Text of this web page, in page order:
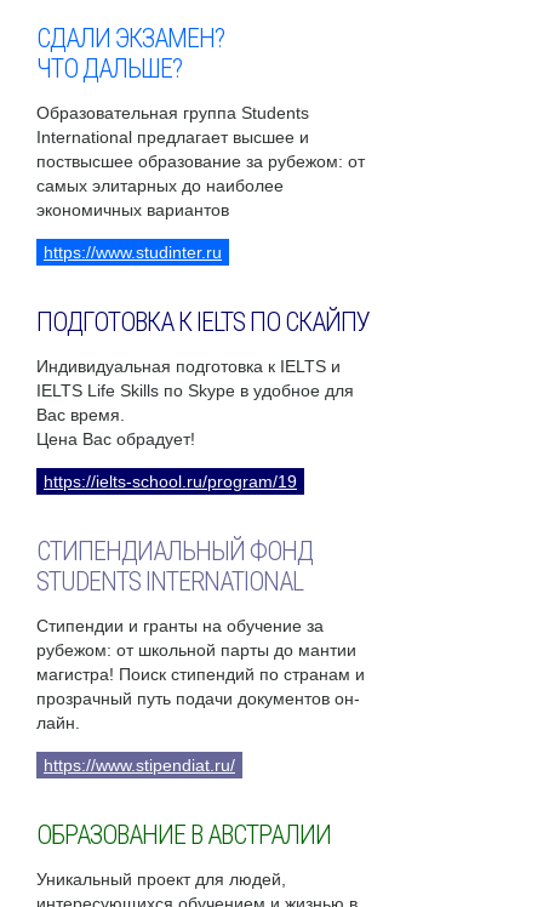
СДАЛИ ЭКЗАМЕН?
ЧТО ДАЛЬШЕ?
Образовательная группа Students
International предлагает высшее и
поствысшее образование за рубежом: от
самых элитарных до наиболее
экономичных вариантов
https://www.studinter.ru
ПОДГОТОВКА К IELTS ПО СКАЙПУ
Индивидуальная подготовка к IELTS и
IELTS Life Skills по Skype в удобное для
Вас время.
Цена Вас обрадует!
https://ielts-school.ru/program/19
СТИПЕНДИАЛЬНЫЙ ФОНД
STUDENTS INTERNATIONAL
Стипендии и гранты на обучение за
рубежом: от школьной парты до мантии
магистра! Поиск стипендий по странам и
прозрачный путь подачи документов он-
лайн.
https://www.stipendiat.ru/
ОБРАЗОВАНИЕ В АВСТРАЛИИ
Уникальный проект для людей,